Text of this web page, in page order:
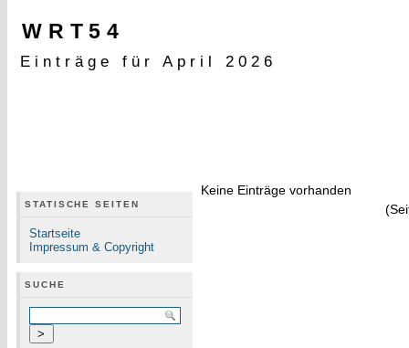
WRT54
Einträge für April 2026
STATISCHE SEITEN
Startseite
Impressum & Copyright
SUCHE
Keine Einträge vorhanden